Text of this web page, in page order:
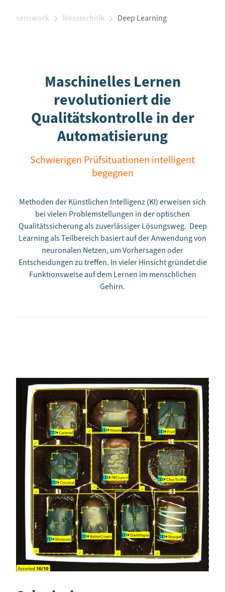
senswork Messtechnik Deep Learning
Maschinelles Lernen
revolutioniert die
Qualitätskontrolle in der
Automatisierung
Schwierigen Prüfsituationen intelligent
begegnen
Methoden der Künstlichen Intelligenz (KI) erweisen sich
bei vielen Problemstellungen in der optischen
Qualitätssicherung als zuverlässiger Lösungsweg. Deep
Learning als Teilbereich basiert auf der Anwendung von
neuronalen Netzen, um Vorhersagen oder
Entscheidungen zu treffen. In vieler Hinsicht gründet die
Funktionsweise auf dem Lernen im menschlichen
Gehirn.